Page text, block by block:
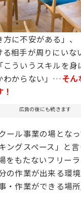
に不安がある」、
る相手が周りにいな
こういうスキルを身
わからない」… そん
広告の後にも続きます
ール事業の場とな
ングスペース」と
をもたないフリー
の作業が出来る環
・作業ができる場